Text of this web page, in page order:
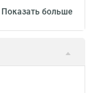
Показать больше